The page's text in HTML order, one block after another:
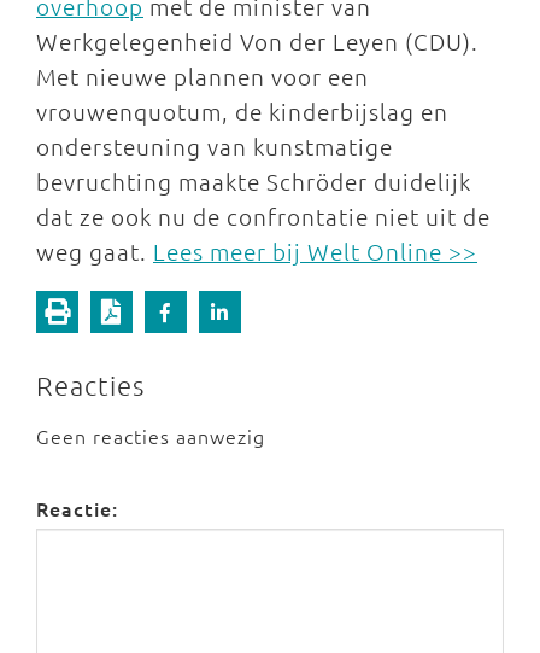
overhoop met de minister van
Werkgelegenheid Von der Leyen (CDU).
Met nieuwe plannen voor een
vrouwenquotum, de kinderbijslag en
ondersteuning van kunstmatige
bevruchting maakte Schröder duidelijk
dat ze ook nu de confrontatie niet uit de
weg gaat. Lees meer bij Welt Online >>
Reacties
Geen reacties aanwezig
Reactie: